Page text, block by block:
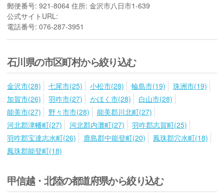
郵便番号: 921-8064 住所: 金沢市八日市1-639
公式サイトURL:
電話番号: 076-287-3951
石川県の市区町村から絞り込む
金沢市(28) 七尾市(25) 小松市(28) 輪島市(19)
珠洲市(19)
加賀市(26)
羽咋市(27) かほく市(28)
白山市(28)
能美市(27)
野々市市(28)
能美郡川北町(27)
河北郡津幡町(27)
河北郡内灘町(27)
羽咋郡志賀町(25)
羽咋郡宝達志水町(26)
鹿島郡中能登町(20)
鳳珠郡穴水町(18)
鳳珠郡能登町(18)
甲信越・北陸の都道府県から絞り込む